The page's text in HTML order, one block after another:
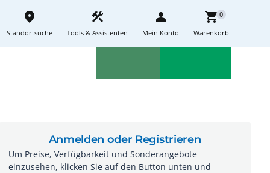
place
Standortsuche
construction
Tools & Assistenten
person
Mein Konto
shopping_cart0
Warenkorb
Anmelden oder Registrieren
Um Preise, Verfügbarkeit und Sonderangebote
einzusehen, klicken Sie auf den Button unten und